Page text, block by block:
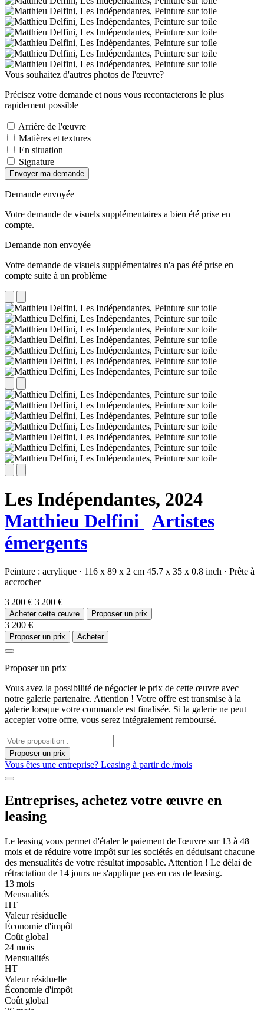
Vous souhaitez d'autres photos de l'œuvre?
Précisez votre demande et nous vous recontacterons le plus
rapidement possible
Arrière de l'œuvre
Matières et textures
En situation
Signature
Envoyer ma demande
Demande envoyée
Votre demande de visuels supplémentaires a bien été prise en
compte.
Demande non envoyée
Votre demande de visuels supplémentaires n'a pas été prise en
compte suite à un problème
Les Indépendantes, 2024
Matthieu Delfini
Artistes
émergents
Peinture : acrylique · 116 x 89 x 2 cm 45.7 x 35 x 0.8 inch · Prête à
accrocher
3 200 € 3 200 €
Acheter cette œuvre Proposer un prix
3 200 €
Proposer un prix Acheter
Proposer un prix
Vous avez la possibilité de négocier le prix de cette œuvre avec
notre galerie partenaire. Attention ! Votre offre est transmise à la
galerie lorsque votre commande est finalisée. Si la galerie ne peut
accepter votre offre, vous serez intégralement remboursé.
Proposer un prix
Vous êtes une entreprise? Leasing à partir de /mois
Entreprises, achetez votre œuvre en
leasing
Le leasing vous permet d'étaler le paiement de l'œuvre sur 13 à 48
mois et de réduire votre impôt sur les sociétés en déduisant chacune
des mensualités de votre résultat imposable. Attention ! Le délai de
rétractation de 14 jours ne s'applique pas en cas de leasing.
13 mois
Mensualités
HT
Valeur résiduelle
Économie d'impôt
Coût global
24 mois
Mensualités
HT
Valeur résiduelle
Économie d'impôt
Coût global